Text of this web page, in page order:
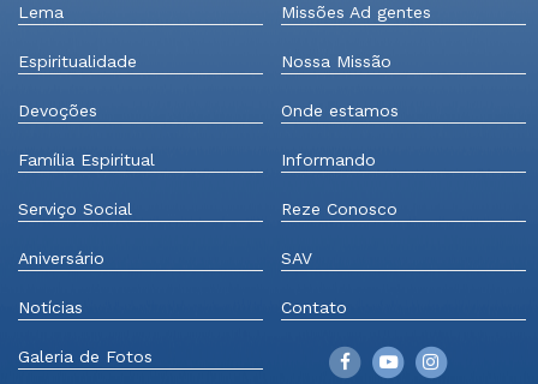
Lema
Espiritualidade
Devoções
Missões Ad gentes
Nossa Missão
Onde estamos
Família Espiritual
Serviço Social
Aniversário
Notícias
Galeria de Fotos
Informando
Reze Conosco
SAV
Contato